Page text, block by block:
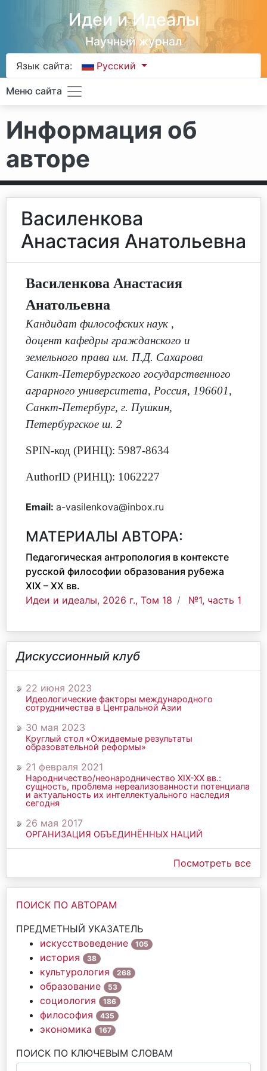
Идеи и Идеалы
Научный журнал
Язык сайта: Русский
Меню сайта
Информация об
авторе
Василенкова
Анастасия Анатольевна
Василенкова Анастасия
Анатольевна
Кандидат философских наук ,
доцент кафедры гражданского и
земельного права им. П.Д. Сахарова
Санкт-Петербургского государственного
аграрного университета, Россия, 196601,
Санкт-Петербург, г. Пушкин,
Петербургское ш. 2
SPIN-код (РИНЦ): 5987-8634
AuthorID (РИНЦ): 1062227
Email: a-vasilenkova@inbox.ru
МАТЕРИАЛЫ АВТОРА:
Педагогическая антропология в контексте
русской философии образования рубежа
XIX – XX вв.
Идеи и идеалы, 2026 г., Том 18
№1, часть 1
Дискуссионный клуб
22 июня 2023
Идеологические факторы международного
сотрудничества в Центральной Азии
30 мая 2023
Круглый стол «Ожидаемые результаты
образовательной реформы»
21 февраля 2021
Народничество/неонародничество ХIХ-ХХ вв.:
сущность, проблема нереализованности потенциала
и актуальность их интеллектуального наследия
сегодня
26 мая 2017
ОРГАНИЗАЦИЯ ОБЪЕДИНЁННЫХ НАЦИЙ
Посмотреть все
ПОИСК ПО АВТОРАМ
ПРЕДМЕТНЫЙ УКАЗАТЕЛЬ
искусствоведение
105
история 38
культурология 268
образование 53
социология 186
философия 435
экономика 167
ПОИСК ПО КЛЮЧЕВЫМ СЛОВАМ